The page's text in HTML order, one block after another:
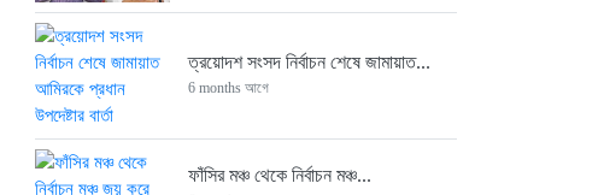
ত্রয়োদশ সংসদ নির্বাচন শেষে জামায়াত...
6 months আগে
ফাঁসির মঞ্চ থেকে নির্বাচন মঞ্চ...